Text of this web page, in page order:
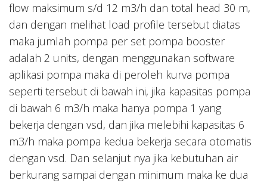
flow maksimum s/d 12 m3/h dan total head 30 m,
dan dengan melihat load profile tersebut diatas
maka jumlah pompa per set pompa booster
adalah 2 units, dengan menggunakan software
aplikasi pompa maka di peroleh kurva pompa
seperti tersebut di bawah ini, jika kapasitas pompa
di bawah 6 m3/h maka hanya pompa 1 yang
bekerja dengan vsd, dan jika melebihi kapasitas 6
m3/h maka pompa kedua bekerja secara otomatis
dengan vsd. Dan selanjut nya jika kebutuhan air
berkurang sampai dengan minimum maka ke dua